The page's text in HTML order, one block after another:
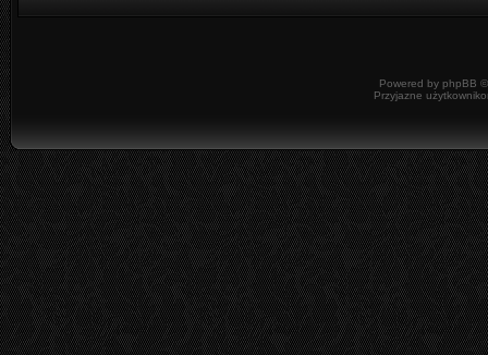
Powered by phpBB
Przyjazne